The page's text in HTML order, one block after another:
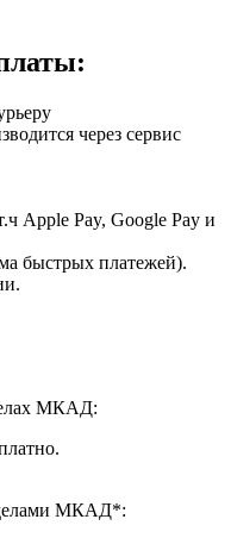
через сервис
Apple Pay, Google Pay и
быстрых платежей).
МКАД:
МКАД*: